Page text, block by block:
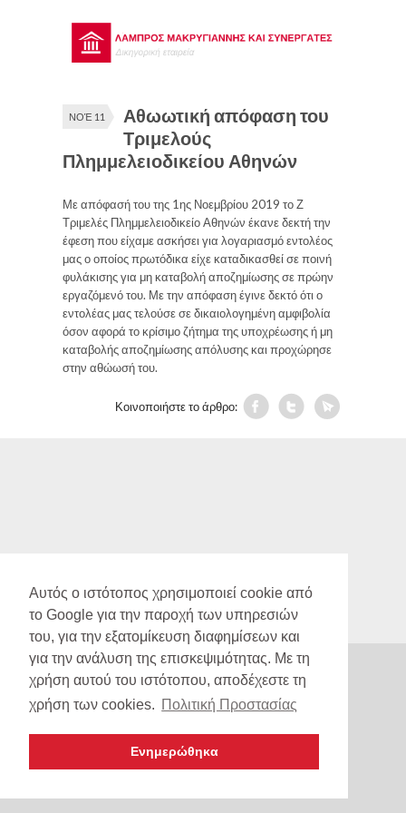
Αυτός ο ιστότοπος χρησιμοποιεί cookie από
το Google για την παροχή των υπηρεσιών
του, για την εξατομίκευση διαφημίσεων και
για την ανάλυση της επισκεψιμότητας. Με τη
χρήση αυτού του ιστότοπου, αποδέχεστε τη
χρήση των cookies. Πολιτική Προστασίας
Ενημερώθηκα
ΝΟΈ 11
Αθωωτική απόφαση του
Τριμελούς
Πλημμελειοδικείου Αθηνών
Με απόφασή του της 1ης Νοεμβρίου 2019 το Ζ
Τριμελές Πλημμελειοδικείο Αθηνών έκανε δεκτή την
έφεση που είχαμε ασκήσει για λογαριασμό εντολέος
μας ο οποίος πρωτόδικα είχε καταδικασθεί σε ποινή
φυλάκισης για μη καταβολή αποζημίωσης σε πρώην
εργαζόμενό του. Με την απόφαση έγινε δεκτό ότι ο
εντολέας μας τελούσε σε δικαιολογημένη αμφιβολία
όσον αφορά το κρίσιμο ζήτημα της υποχρέωσης ή μη
καταβολής αποζημίωσης απόλυσης και προχώρησε
στην αθώωσή του.
Κοινοποιήστε το άρθρο:
made by GIannakakis Dimitris